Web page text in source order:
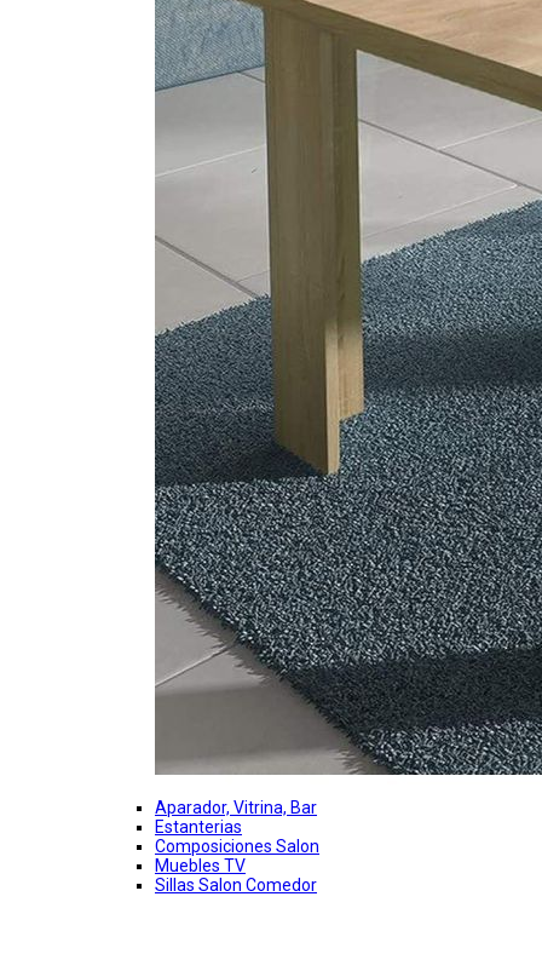
Aparador, Vitrina, Bar
Estanterias
Composiciones Salon
Muebles TV
Sillas Salon Comedor